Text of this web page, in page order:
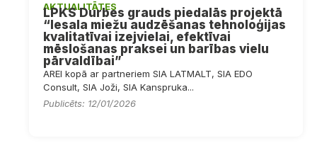
AKTUALITĀTES
LPKS Durbes grauds piedalās projektā
“Iesala miežu audzēšanas tehnoloģijas
kvalitatīvai izejvielai, efektīvai
mēslošanas praksei un barības vielu
pārvaldībai”
AREI kopā ar partneriem SIA LATMALT, SIA EDO
Consult, SIA Joži, SIA Kanspruka...
Publicēts: 12/01/2026